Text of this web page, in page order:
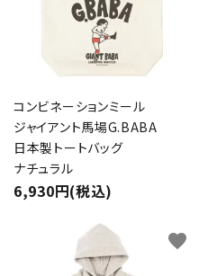
コンビネーションミール
ジャイアント馬場G.BABA
日本製トートバッグ
ナチュラル
6,930円(税込)
favorite